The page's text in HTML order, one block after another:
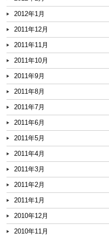
2012年1月
2011年12月
2011年11月
2011年10月
2011年9月
2011年8月
2011年7月
2011年6月
2011年5月
2011年4月
2011年3月
2011年2月
2011年1月
2010年12月
2010年11月